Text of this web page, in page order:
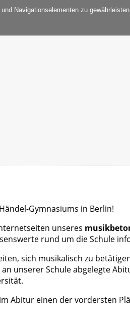
Navigationselementen zu
Gymnasiums in Berlin!
unseres
rund um die Schule
sich musikalisch zu
unserer Schule abgelegte
Abitur einen der vordersten